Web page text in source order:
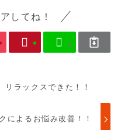
してね！
リラックスできた！！
によるお悩み改善！！